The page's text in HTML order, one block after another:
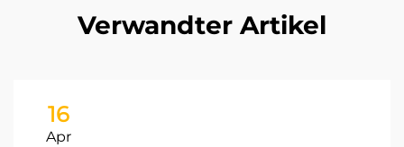
Verwandter Artikel
16
Apr